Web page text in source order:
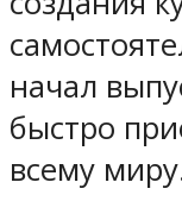
начал
быстро
всему